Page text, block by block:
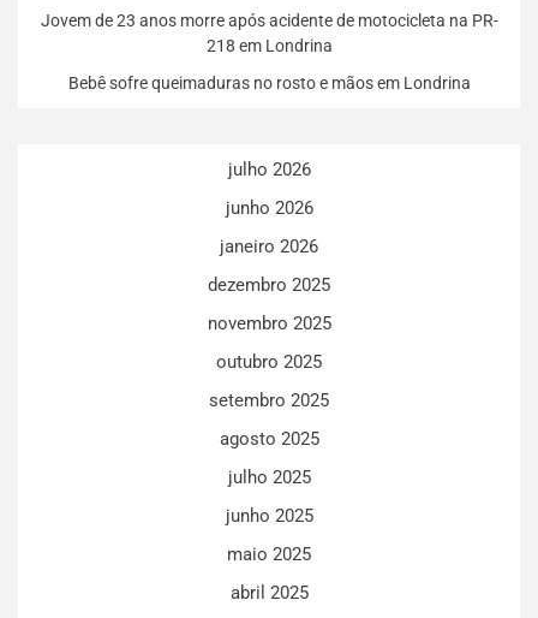
Jovem de 23 anos morre após acidente de motocicleta na PR-
218 em Londrina
Bebê sofre queimaduras no rosto e mãos em Londrina
julho 2026
junho 2026
janeiro 2026
dezembro 2025
novembro 2025
outubro 2025
setembro 2025
agosto 2025
julho 2025
junho 2025
maio 2025
abril 2025